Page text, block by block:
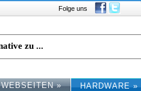
Folge uns
WEBSEITEN» HARDWARE»